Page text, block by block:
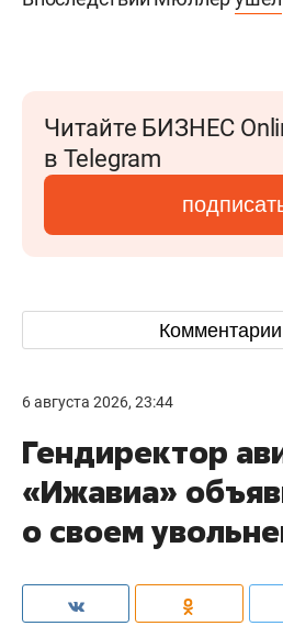
Читайте БИЗНЕС
в Telegram
Комментарии
6 августа 2026, 23:44
Гендиректор
«Ижавиа»
о своем